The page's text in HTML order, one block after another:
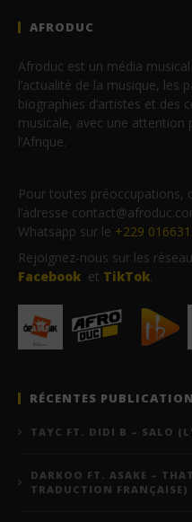
AFRODUC
Afroduc est un média
l’actualité de la musique, les
biographies d’artistes et des
musicale, avec une attention
l’Afrique.
Pour toutes préoccupations,
l’adresse
Whatsapp sur le +229
Rejoignez-nous sur les
Facebook et TikTok.
RÉCENTES
TAYC FT. DIDI B – SALO
DARKOO FT. ASAKE –
TRADUCTION FRANÇAISE)